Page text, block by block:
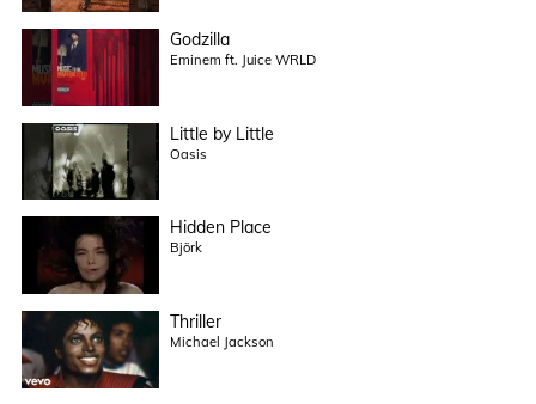
Godzilla
Eminem ft. Juice WRLD
Little by Little
Oasis
Hidden Place
Björk
Thriller
Michael Jackson